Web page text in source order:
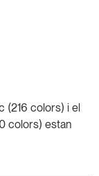
(216 colors) i el
colors) estan